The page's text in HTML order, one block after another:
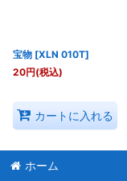
宝物 [XLN 010T]
20円(税込)
カートに入れる
ホーム